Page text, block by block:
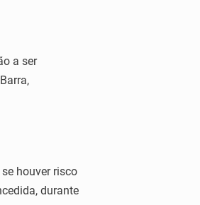
a ser
houver risco
durante